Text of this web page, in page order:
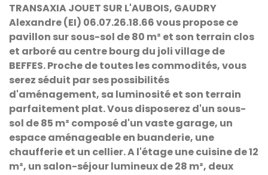
TRANSAXIA JOUET SUR L'AUBOIS, GAUDRY
Alexandre (EI) 06.07.26.18.66 vous propose ce
pavillon sur sous-sol de 80 m² et son terrain clos
et arboré au centre bourg du joli village de
BEFFES. Proche de toutes les commodités, vous
serez séduit par ses possibilités
d'aménagement, sa luminosité et son terrain
parfaitement plat. Vous disposerez d'un sous-
sol de 85 m² composé d'un vaste garage, un
espace aménageable en buanderie, une
chaufferie et un cellier. A l'étage une cuisine de 12
m², un salon-séjour lumineux de 28 m², deux